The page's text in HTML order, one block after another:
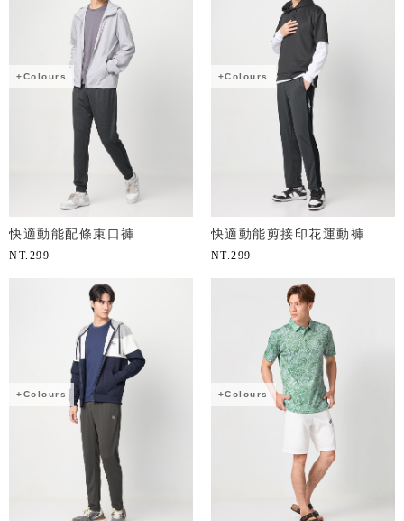
+Colours
快適動能配條束口褲
NT. 299
+Colours
快適動能剪接印花運動褲
NT.299
+Colours +Colours